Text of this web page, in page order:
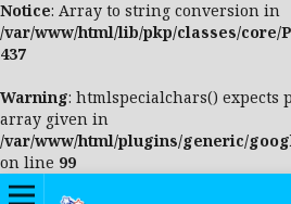
Notice: Array to string conversion in
/var/www/html/lib/pkp/classes/core/
437
Warning: htmlspecialchars() expects
array given in
/var/www/html/plugins/generic/
on line 99